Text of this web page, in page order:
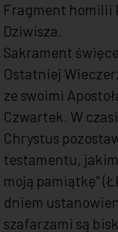
Fragment homilii
Dziwisza.
Sakrament
Ostatniej
ze swoimi
Czwartek. W
Chrystus
testamentu, jakim
moją pamiątkę”
dniem
szafarzami są